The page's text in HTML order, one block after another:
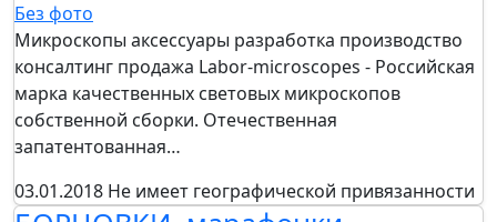
Без фото
Микроскопы аксессуары разработка производство
консалтинг продажа Labor-microscopes - Российская
марка качественных световых микроскопов
собственной сборки. Отечественная
запатентованная…
03.01.2018 Не имеет географической привязанности